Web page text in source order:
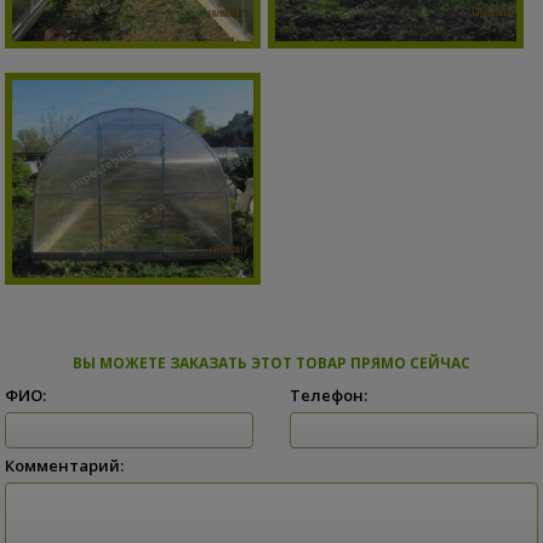
ВЫ МОЖЕТЕ ЗАКАЗАТЬ ЭТОТ ТОВАР ПРЯМО СЕЙЧАС
ФИО: Телефон:
Комментарий: